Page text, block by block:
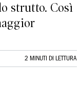
strutto. Così
2 MINUTI DI LETTURA